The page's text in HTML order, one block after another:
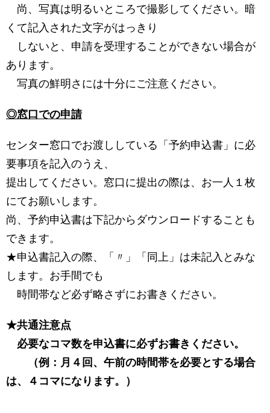
尚、写真は明るいところで撮影してください。暗
くて記入された文字がはっきり
しないと、申請を受理することができない場合が
あります。
写真の鮮明さには十分にご注意ください。
◎窓口での申請
センター窓口でお渡ししている「予約申込書」に必
要事項を記入のうえ、
提出してください。窓口に提出の際は、お一人１枚
にてお願いします。
尚、予約申込書は下記からダウンロードすることも
できます。
★申込書記入の際、「〃」「同上」は未記入とみな
します。お手間でも
時間帯など必ず略さずにお書きください。
★共通注意点
必要なコマ数を申込書に必ずお書きください。
（例：月４回、午前の時間帯を必要とする場合
は、４コマになります。）